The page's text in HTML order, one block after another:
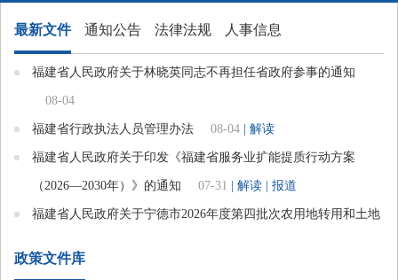
最新文件 通知公告 法律法规 人事信息
福建省人民政府关于林晓英同志不再担任省政府参事的通知
08-04
福建省行政执法人员管理办法 08-04 | 解读
福建省人民政府关于印发《福建省服务业扩能提质行动方案
（2026—2030年）》的通知 07-31 | 解读 | 报道
福建省人民政府关于宁德市2026年度第四批次农用地转用和土地
福建省人民政府关于福建省南安抽水蓄能电站建设项目用地农用
政策文件库